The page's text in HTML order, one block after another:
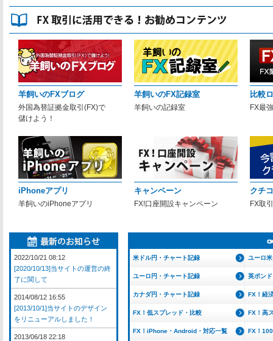
羊飼いのFXブログ
外国為替証拠金取引(FX)で
儲けよう！
羊飼いのFX記録室
羊飼いの記録室
比較
FX最
iPhoneアプリ
羊飼いのiPhoneアプリ
キャンペーン
FX!口座開設キャンペーン
クチ
FX取
米ドル円・チャート記録 ユーロ
ユーロ円・チャート記録 英ポン
カナダ円・チャート記録 FX！経
FX！低スプレッド・比較 FX！高
FX！iPhone・Android・対応一覧 FX！
2022/10/21 08:12
[2020/10/13]当サイトの運営の終
了に関して
2014/08/12 16:55
[2013/10/1]当サイトのデザイン
をリニューアルしました！
2013/06/18 22:18